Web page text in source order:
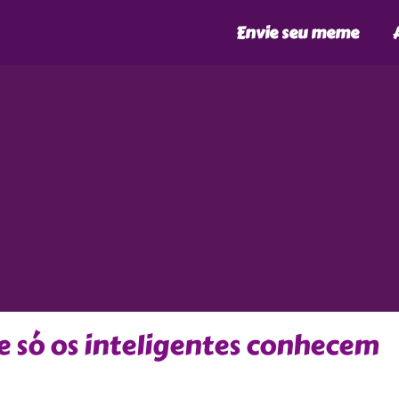
Envie seu meme
só os inteligentes conhecem